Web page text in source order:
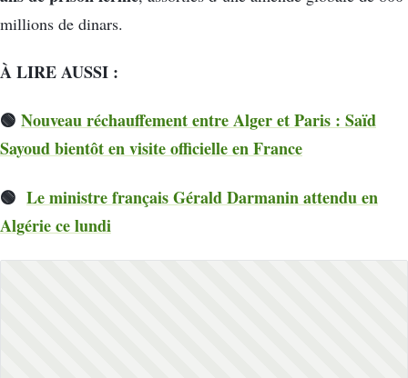
millions de dinars.
À LIRE AUSSI :
🟢 Nouveau réchauffement entre Alger et Paris : Saïd
Sayoud bientôt en visite officielle en France
🟢 Le ministre français Gérald Darmanin attendu en
Algérie ce lundi